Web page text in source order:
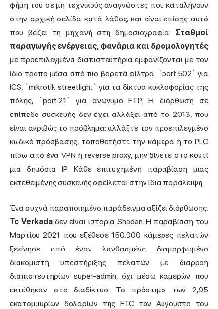
φήμη του σε μη τεχνικούς αναγνώστες που καταλήγουν
στην αρχική σελίδα κατά λάθος, και είναι επίσης αυτό
που βάζει τη μηχανή στη δημοσιογραφία. Σταθμοί
παραγωγής ενέργειας, φανάρια και δρομολογητές
με προεπιλεγμένα διαπιστευτήρια εμφανίζονται με τον
ίδιο τρόπο μέσα από πιο βαρετά φίλτρα: `port:502` για
ICS, `mikrotik streetlight` για τα δίκτυα κυκλοφορίας της
πόλης, `port:21` για ανώνυμο FTP. Η διόρθωση σε
επίπεδο συσκευής δεν έχει αλλάξει από το 2013, που
είναι ακριβώς το πρόβλημα: αλλάξτε τον προεπιλεγμένο
κωδικό πρόσβασης, τοποθετήστε την κάμερα ή το PLC
πίσω από ένα VPN ή reverse proxy, μην δίνετε στο κουτί
μια δημόσια IP. Κάθε επιτυχημένη παραβίαση μιας
εκτεθειμένης συσκευής οφείλεται στην ίδια παράλειψη.
Ένα συχνά παραποιημένο παράδειγμα αξίζει διόρθωσης.
Το Verkadaδεν είναι ιστορία Shodan. Η παραβίαση του
Μαρτίου 2021 που εξέθεσε 150.000 κάμερες πελατών
ξεκίνησε από έναν λανθασμένα διαμορφωμένο
διακομιστή υποστήριξης πελατών με διαρροή
διαπιστευτηρίων super-admin, όχι μέσω καμερών που
εκτέθηκαν στο διαδίκτυο. Το πρόστιμο των 2,95
εκατομμυρίων δολαρίων της FTC τον Αύγουστο του